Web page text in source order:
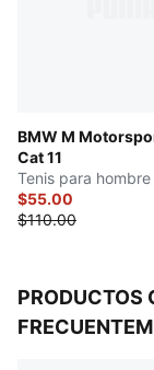
BMW M
Cat 11
Tenis para hombre
$55.00
$110.00
PRODUCTOS